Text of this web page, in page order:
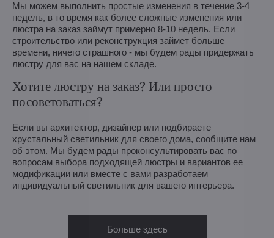
Мы можем выполнить простые изменения в течение 3-4
недель, в то время как более сложные изменения или
люстра на заказ займут примерно 8-10 недель. Если
строительство или реконструкция займет больше
времени, ничего страшного - мы будем рады придержать
люстру для вас на нашем складе.
Хотите люстру на заказ? Или просто
посоветоваться?
Если вы архитектор, дизайнер или подбираете
хрустальный светильник для своего дома, сообщите нам
об этом. Мы будем рады проконсультировать вас по
вопросам выбора подходящей люстры и вариантов ее
модификации или вместе с вами разработаем
индивидуальный светильник для вашего интерьера.
Больше здесь